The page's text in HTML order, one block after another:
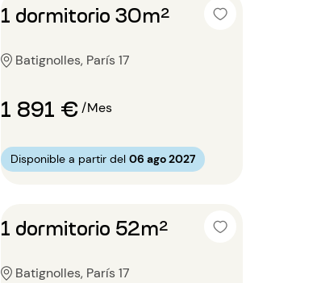
1 dormitorio 30m²
Batignolles, París 17
1 891 €/Mes
Disponible a partir del 06 ago 2027
1 dormitorio 52m²
Batignolles, París 17